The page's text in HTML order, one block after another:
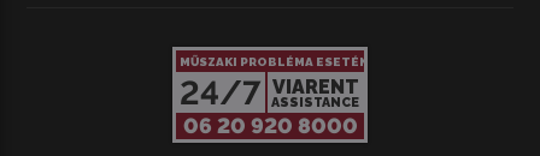
MŰSZAKI PROBLÉMA ESETÉN
24/7 VIARENT
ASSISTANCE
06 20 920 8000